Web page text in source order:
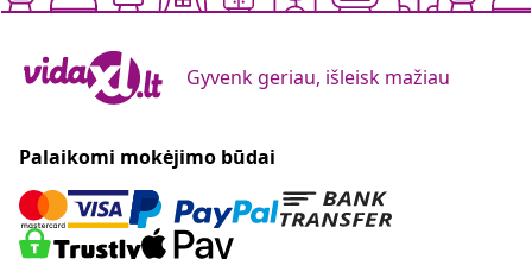
Gyvenk geriau, išleisk mažiau
Palaikomi mokėjimo būdai